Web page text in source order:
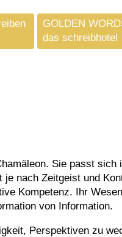
GOLDEN
das schreibhotel
je nach Zeitgeist und
Kompetenz. Ihr
von Information.
Perspektiven zu